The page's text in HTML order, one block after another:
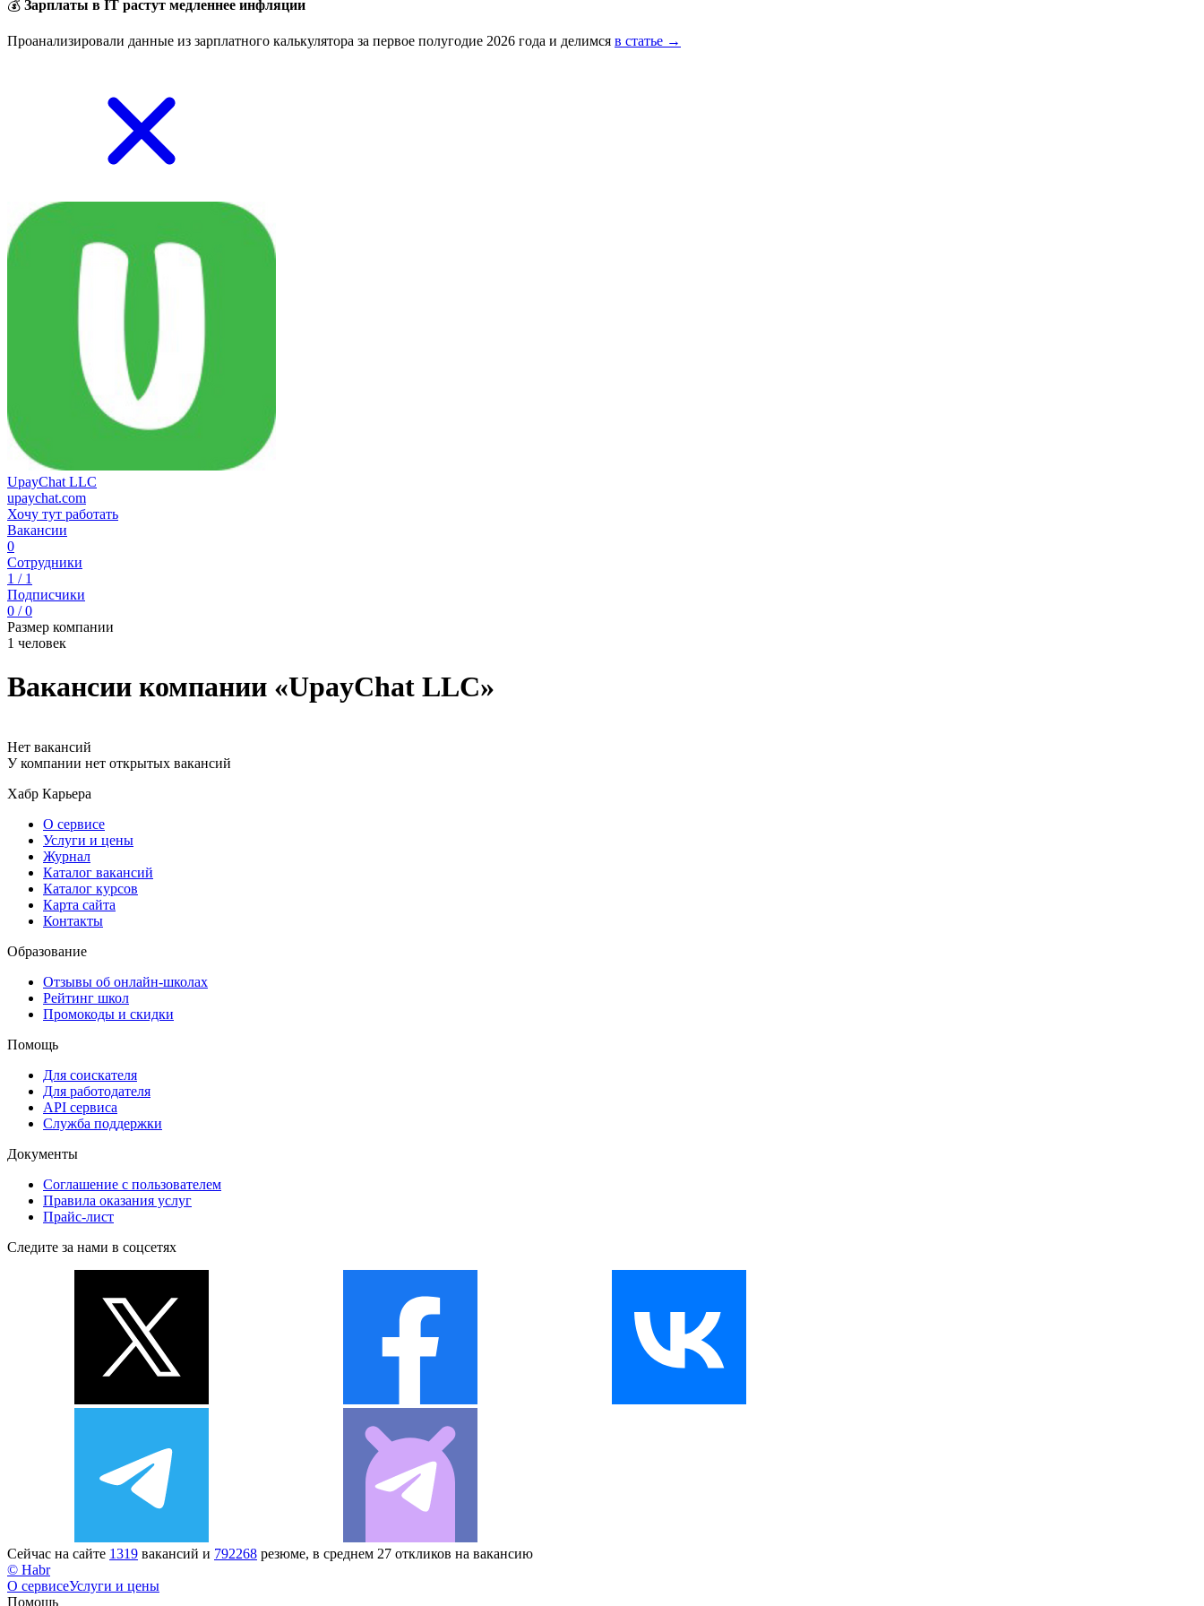
💰 Зарплаты в IT растут медленнее инфляции
Проанализировали данные из зарплатного калькулятора за первое полугодие 2026 года и делимся в статье →
UpayChat LLC
upaychat.com
Хочу тут работать
Вакансии
0
Сотрудники
1 / 1
Подписчики
0 / 0
Размер компании
1 человек
Вакансии компании «UpayChat LLC»
Нет вакансий
У компании нет открытых вакансий
Хабр Карьера
О сервисе
Услуги и цены
Журнал
Каталог вакансий
Каталог курсов
Карта сайта
Контакты
Образование
Отзывы об онлайн-школах
Рейтинг школ
Промокоды и скидки
Помощь
Для соискателя
Для работодателя
API сервиса
Служба поддержки
Документы
Соглашение с пользователем
Правила оказания услуг
Прайс-лист
Следите за нами в соцсетях
Сейчас на сайте 1319 вакансий и 792268 резюме, в среднем 27 откликов на вакансию
© Habr
О сервисеУслуги и цены
Помощь